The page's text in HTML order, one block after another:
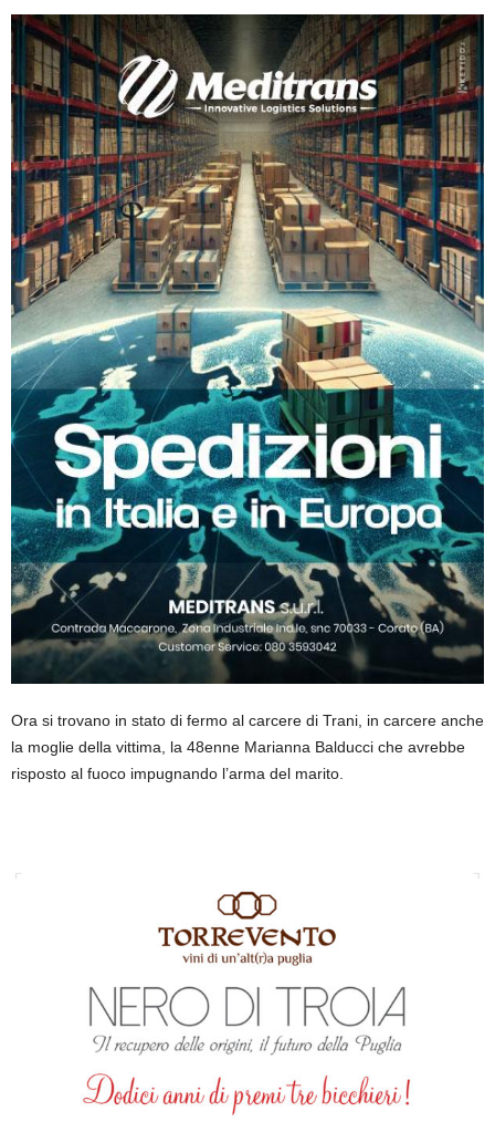
Ora si trovano in stato di fermo al carcere di Trani, in carcere anche
la moglie della vittima, la 48enne Marianna Balducci che avrebbe
risposto al fuoco impugnando l’arma del marito.